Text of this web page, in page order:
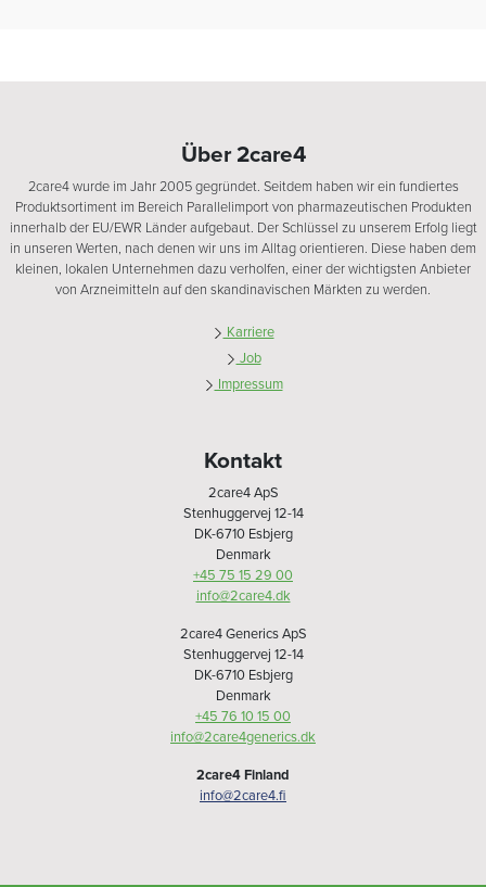
Über 2care4
2care4 wurde im Jahr 2005 gegründet. Seitdem haben wir ein fundiertes
Produktsortiment im Bereich Parallelimport von pharmazeutischen Produkten
innerhalb der EU/EWR Länder aufgebaut. Der Schlüssel zu unserem Erfolg liegt
in unseren Werten, nach denen wir uns im Alltag orientieren. Diese haben dem
kleinen, lokalen Unternehmen dazu verholfen, einer der wichtigsten Anbieter
von Arzneimitteln auf den skandinavischen Märkten zu werden.
Karriere
Job
Impressum
Kontakt
2care4 ApS
Stenhuggervej 12-14
DK-6710 Esbjerg
Denmark
+45 75 15 29 00
info@2care4.dk
2care4 Generics ApS
Stenhuggervej 12-14
DK-6710 Esbjerg
Denmark
+45 76 10 15 00
info@2care4generics.dk
2care4 Finland
info@2care4.fi